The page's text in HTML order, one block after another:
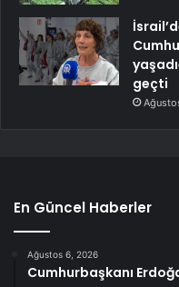
geçti
En Güncel Haberler
Ağustos 6, 2026
Cumhurbaşkanı